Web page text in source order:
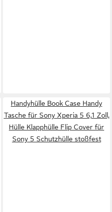
Handyhülle Book Case Handy
Tasche für Sony Xperia 5 6,1 Zoll,
Hülle Klapphülle Flip Cover für
Sony 5 Schutzhülle stoßfest